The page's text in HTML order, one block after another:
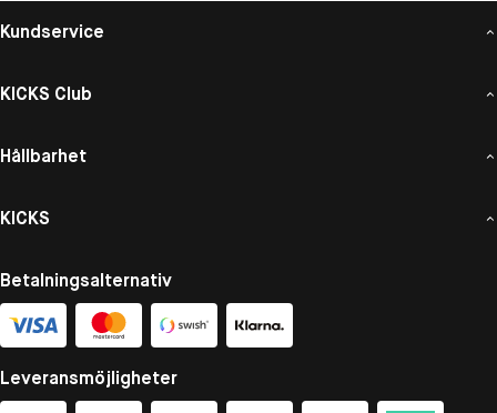
Kundservice
KICKS Club
Hållbarhet
KICKS
Betalningsalternativ
Leveransmöjligheter